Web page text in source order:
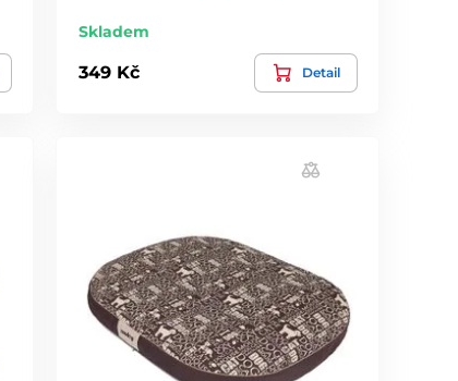
Skladem
349 Kč Detail